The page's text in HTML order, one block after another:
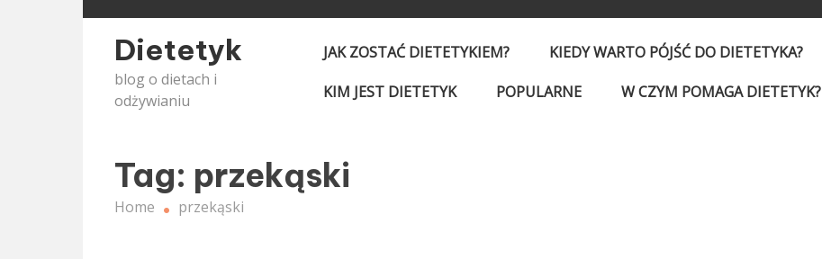
contentDietetyk
blog o dietach i
odżywianiu
JAK ZOSTAĆ DIETETYKIEM?
KIEDY WARTO PÓJŚĆ DO DIETETYKA?
KIM JEST DIETETYK
POPULARNE W CZYM POMAGA DIETETYK?
Tag: przekąski
Home przekąski